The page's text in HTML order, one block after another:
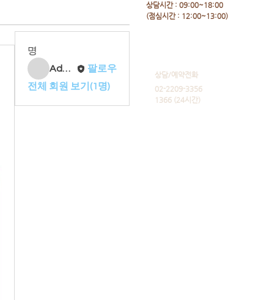
상담시간 : 09:00~18:00
​(점심시간 : 12:00~13:00)
​상담/예약전화
02-2209-3356
1366 (24시간)
명
Admin
팔로우
전체 회원 보기(1명)